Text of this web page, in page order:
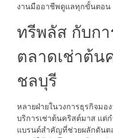
งานมืออาชีพดูแลทุกขั้นตอน
ทรีพลัส กับก
ตลาดเช่าต้น
ชลบุรี
หลายฝ่ายในวงการธุรกิจมอ
บริการเช่าต้นคริสต์มาส แต่
แบรนด์สำคัญที่ช่วยผลักดันต